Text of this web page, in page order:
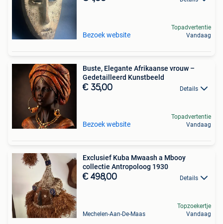
Bezoek website
Topadvertentie
Vandaag
Buste, Elegante Afrikaanse vrouw –
Gedetailleerd Kunstbeeld
€ 35,00 Details
Bezoek website
Topadvertentie
Vandaag
Exclusief Kuba Mwaash a Mbooy
collectie Antropoloog 1930
€ 498,00 Details
Mechelen-Aan-De-Maas
Topzoekertje
Vandaag